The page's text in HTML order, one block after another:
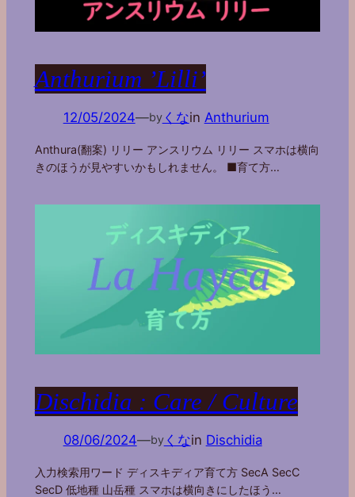
Anthurium ’Lilli’
12/05/2024—byくなin Anthurium
Anthura(翻案) リリー アンスリウム リリー スマホは横向
きのほうが見やすいかもしれません。 ■育て方…
Dischidia : Care / Culture
08/06/2024—byくなin Dischidia
入力検索用ワード ディスキディア育て方 SecA SecC
SecD 低地種 山岳種 スマホは横向きにしたほう…